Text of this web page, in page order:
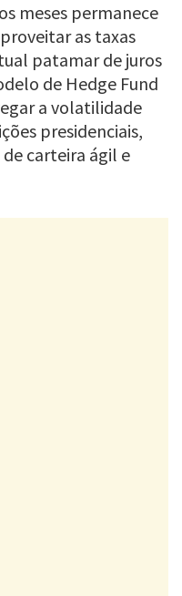
meses permanece
as taxas
patamar de juros
de Hedge Fund
a volatilidade
presidenciais,
carteira ágil e